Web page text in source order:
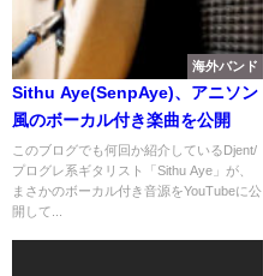
海外バンド
Sithu Aye(SenpAye)、アニソン
風のボーカル付き楽曲を公開
このブログでも何回か紹介しているDjent/
プログレ系ギタリスト「Sithu Aye」が、
まさかのボーカル付き音源をYouTubeに公
開して...